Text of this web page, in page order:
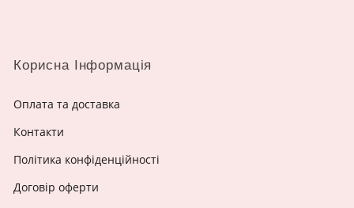
Корисна Інформація
Оплата та доставка
Контакти
Політика конфіденційності
Договір оферти